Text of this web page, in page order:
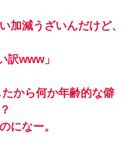
加減うざいんだけど、
訳www」
から何か年齢的な僻
になー。